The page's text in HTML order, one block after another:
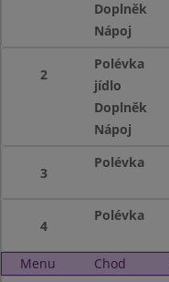
Doplněk
Nápoj
2
Polévka
jídlo
Doplněk
Nápoj
3
Polévka
4
Polévka
Menu Chod